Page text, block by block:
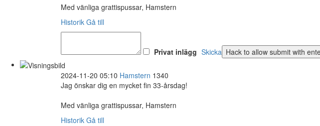
Med vänliga grattispussar, Hamstern
Historik Gå till
Privat inlägg Skicka
2024-11-20 05:10 Hamstern 1340
Jag önskar dig en mycket fin 33-årsdag!
Med vänliga grattispussar, Hamstern
Historik Gå till